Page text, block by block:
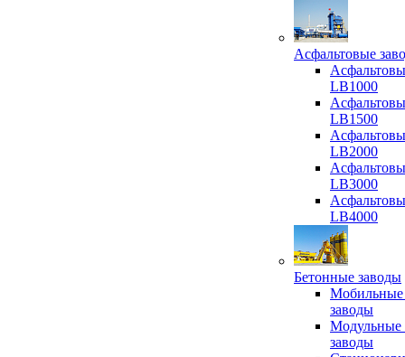
Асфальтовые
LB1000
LB1500
LB2000
LB3000
LB4000
Бетонные заводы
Мобильные
заводы
Модульные
заводы